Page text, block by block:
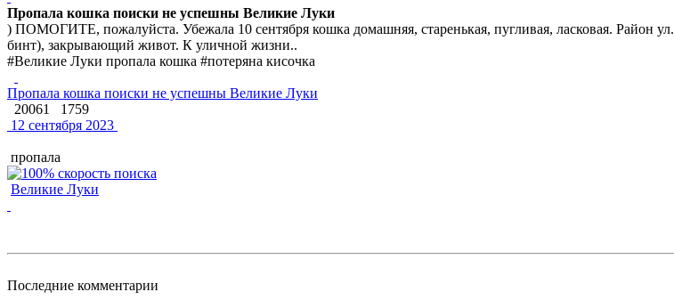
Пропала кошка поиски не успешны Великие Луки
) ПОМОГИТЕ, пожалуйста. Убежала 10 сентября кошка домашняя, старенькая, пугливая, ласковая. Район
бинт), закрывающий живот. К уличной жизни..
#Великие Луки пропала кошка #потеряна кисочка
Пропала кошка поиски не успешны Великие Луки
20061
1759
12 сентября 2023
пропала
Великие Луки
Последние комментарии